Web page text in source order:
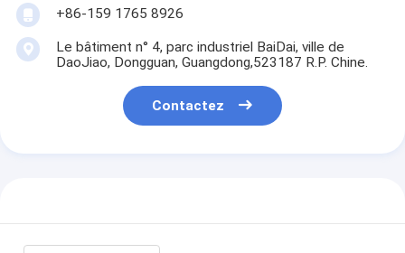
+86-159 1765 8926
Le bâtiment n° 4, parc industriel BaiDai, ville de
DaoJiao, Dongguan, Guangdong,523187 R.P. Chine.
Contactez